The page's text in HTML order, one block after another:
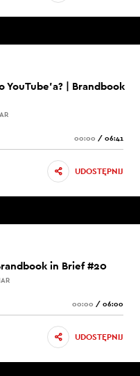
| Brandbook
00:00 / 06:41
UDOSTĘPNIJ
in Brief #20
00:00 / 06:00
UDOSTĘPNIJ